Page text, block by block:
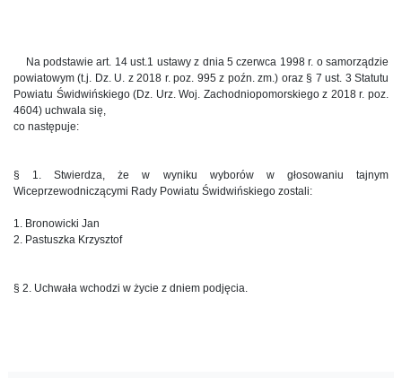
Na podstawie art. 14 ust.1 ustawy z dnia 5 czerwca 1998 r. o samorządzie
powiatowym (t.j. Dz. U. z 2018 r. poz. 995 z poźn. zm.) oraz § 7 ust. 3 Statutu
Powiatu Świdwińskiego (Dz. Urz. Woj. Zachodniopomorskiego z 2018 r. poz.
4604) uchwala się,
co następuje:
§ 1. Stwierdza, że w wyniku wyborów w głosowaniu tajnym
Wiceprzewodniczącymi Rady Powiatu Świdwińskiego zostali:
1. Bronowicki Jan
2. Pastuszka Krzysztof
§ 2. Uchwała wchodzi w życie z dniem podjęcia.